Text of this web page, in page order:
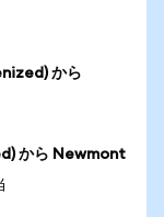
から
から Newmont